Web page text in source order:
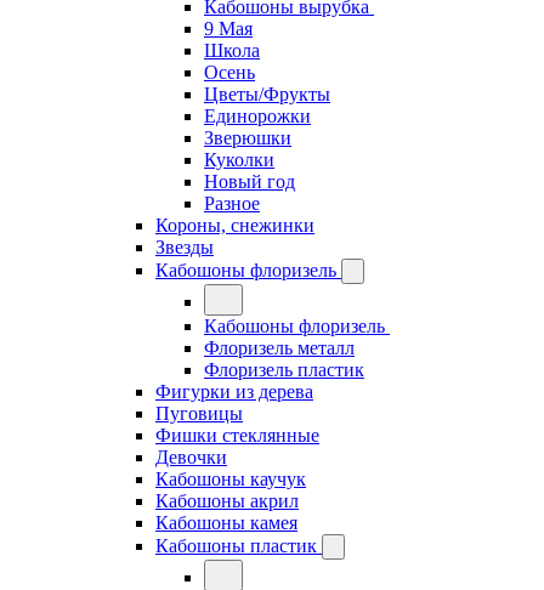
Кабошоны вырубка
9 Мая
Школа
Осень
Цветы/Фрукты
Единорожки
Зверюшки
Куколки
Новый год
Разное
Короны, снежинки
Звезды
Кабошоны флоризель
Кабошоны флоризель
Флоризель металл
Флоризель пластик
Фигурки из дерева
Пуговицы
Фишки стеклянные
Девочки
Кабошоны каучук
Кабошоны акрил
Кабошоны камея
Кабошоны пластик